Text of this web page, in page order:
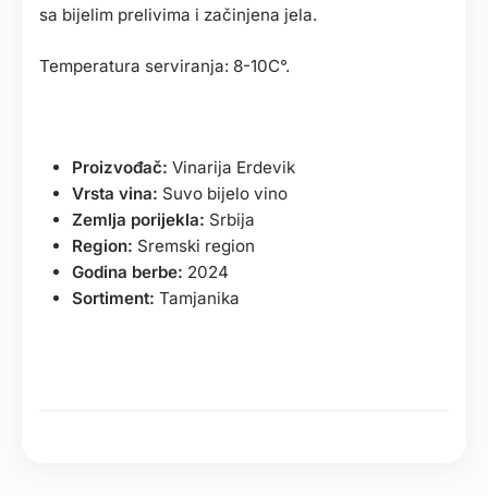
sa bijelim prelivima i začinjena jela.
Temperatura serviranja: 8-10C°.
Proizvođač: Vinarija Erdevik
Vrsta vina: Suvo bijelo vino
Zemlja porijekla: Srbija
Region: Sremski region
Godina berbe: 2024
Sortiment: Tamjanika